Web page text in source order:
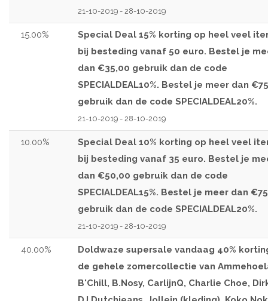
21-10-2019 - 28-10-2019
15.00%
Special Deal 15% korting op heel veel
bij besteding vanaf 50 euro. Bestel je
dan €35,00 gebruik dan de code
SPECIALDEAL10%. Bestel je meer dan
gebruik dan de code SPECIALDEAL20%.
21-10-2019 - 28-10-2019
10.00%
Special Deal 10% korting op heel veel
bij besteding vanaf 35 euro. Bestel je
dan €50,00 gebruik dan de code
SPECIALDEAL15%. Bestel je meer dan
gebruik dan de code SPECIALDEAL20%.
21-10-2019 - 28-10-2019
40.00%
Doldwaze supersale vandaag 40%
de gehele zomercollectie van
B'Chill, B.Nosy, CarlijnQ, Charlie Choe,